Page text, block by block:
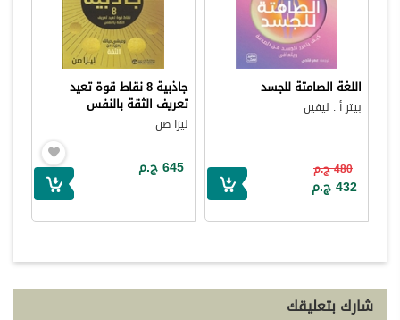
اللغة الصامتة للجسد
بيتر أ . ليفين
480 ج.م
432 ج.م
جاذبية 8 نقاط قوة تعيد
تعريف الثقة بالنفس
ليزا صن
645 ج.م
شارك بتعليقك